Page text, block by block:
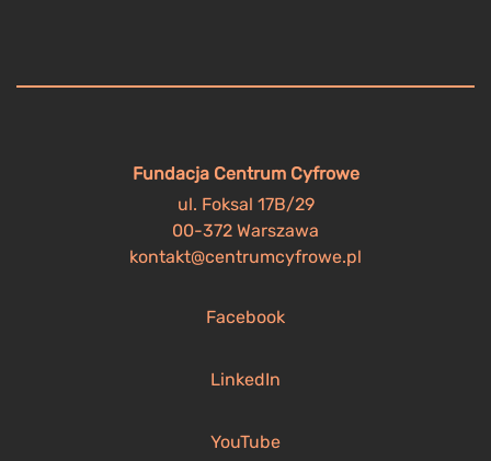
Fundacja Centrum Cyfrowe
ul. Foksal 17B/29
00-372 Warszawa
kontakt@centrumcyfrowe.pl
Facebook
LinkedIn
YouTube